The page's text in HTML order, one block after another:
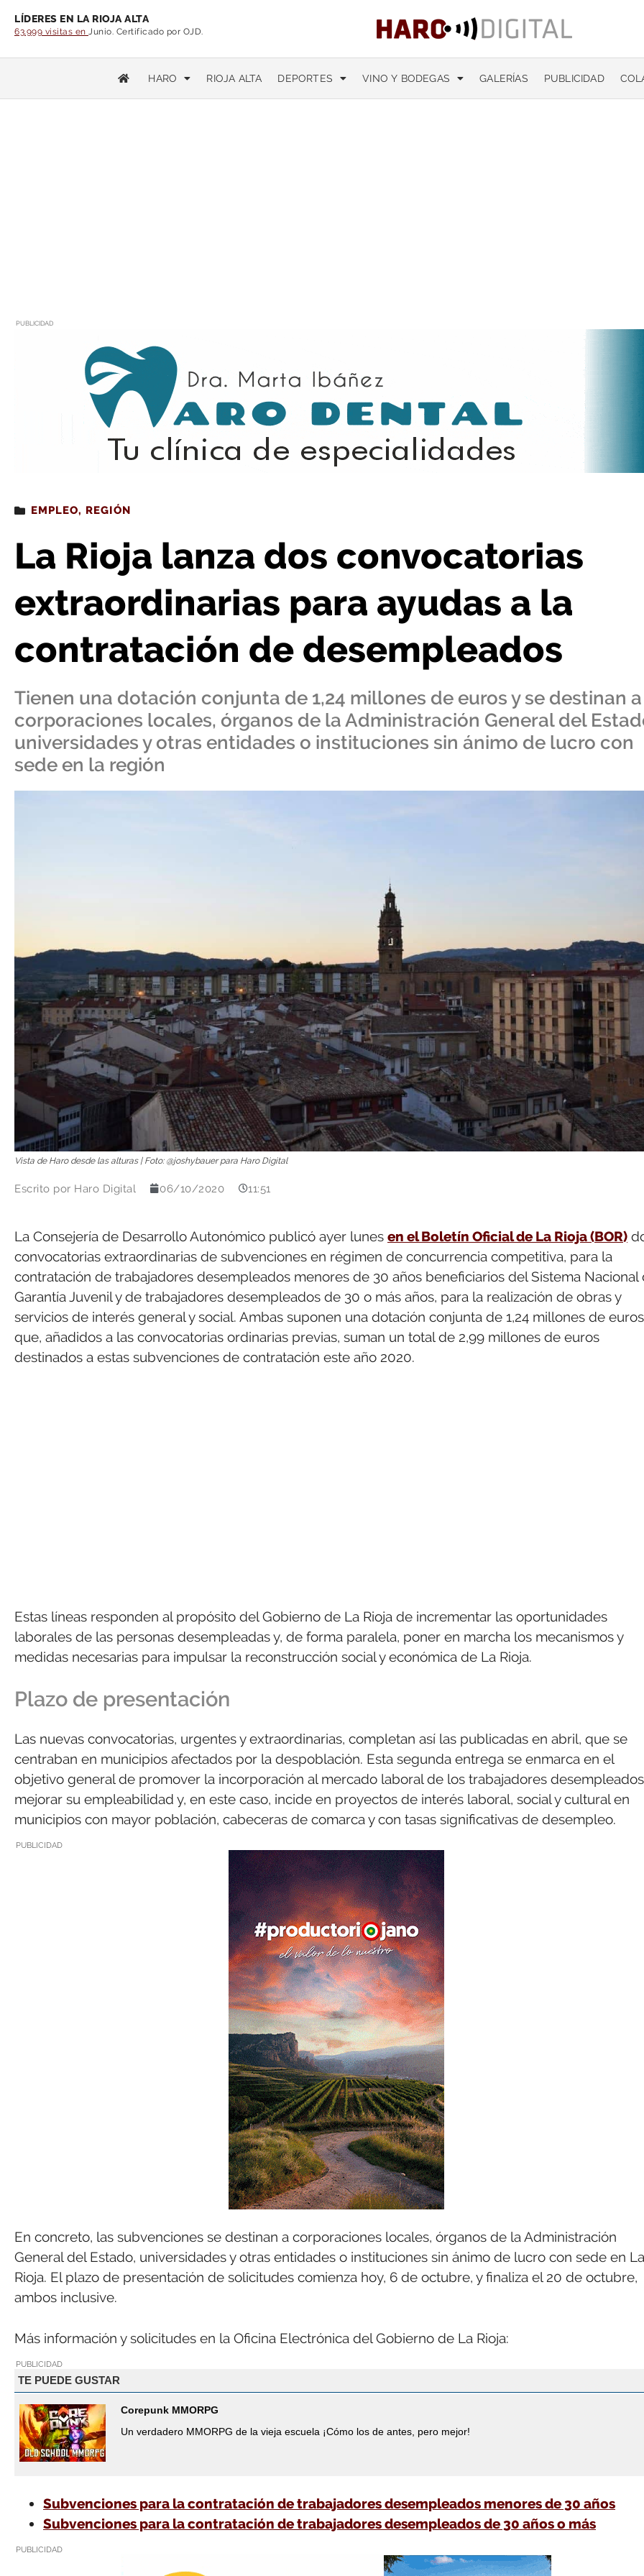
LÍDERES EN LA RIOJA ALTA
63.999 visitas en Junio. Certificado por OJD.
HARO RIOJA ALTA DEPORTES VINO Y BODEGAS GALERÍAS PUBLICIDAD
PUBLICIDAD
Estás leyendo : La Rioja lanza dos convocatorias extraordinarias para ayudas a la contratación de desempleados
EMPLEO, REGIÓN
La Rioja lanza dos convocatorias
extraordinarias para ayudas a la
contratación de desempleados
Tienen una dotación conjunta de 1,24 millones de euros y se destinan a
corporaciones locales, órganos de la Administración General del
universidades y otras entidades o instituciones sin ánimo de lucro con
sede en la región
Vista de Haro desde las alturas | Foto: @joshybauer para Haro Digital
Escrito por Haro Digital 06/10/2020 11:51
La Consejería de Desarrollo Autonómico publicó ayer lunes en el Boletín Oficial de La Rioja (BOR)
convocatorias extraordinarias de subvenciones en régimen de concurrencia competitiva, para la
contratación de trabajadores desempleados menores de 30 años beneficiarios del Sistema Nacional
Garantía Juvenil y de trabajadores desempleados de 30 o más años, para la realización de obras y
servicios de interés general y social. Ambas suponen una dotación conjunta de 1,24 millones de euros
que, añadidos a las convocatorias ordinarias previas, suman un total de 2,99 millones de euros
destinados a estas subvenciones de contratación este año 2020.
Estas líneas responden al propósito del Gobierno de La Rioja de incrementar las oportunidades
laborales de las personas desempleadas y, de forma paralela, poner en marcha los mecanismos y
medidas necesarias para impulsar la reconstrucción social y económica de La Rioja.
Plazo de presentación
Las nuevas convocatorias, urgentes y extraordinarias, completan así las publicadas en abril, que se
centraban en municipios afectados por la despoblación. Esta segunda entrega se enmarca en el
objetivo general de promover la incorporación al mercado laboral de los trabajadores
mejorar su empleabilidad y, en este caso, incide en proyectos de interés laboral, social y cultural en
municipios con mayor población, cabeceras de comarca y con tasas significativas de desempleo.
PUBLICIDAD
En concreto, las subvenciones se destinan a corporaciones locales, órganos de la Administración
General del Estado, universidades y otras entidades o instituciones sin ánimo de lucro con sede en La
Rioja. El plazo de presentación de solicitudes comienza hoy, 6 de octubre, y finaliza el 20 de octubre,
ambos inclusive.
Más información y solicitudes en la Oficina Electrónica del Gobierno de La Rioja:
PUBLICIDAD
TE PUEDE GUSTAR
Corepunk MMORPG
Un verdadero MMORPG de la vieja escuela ¡Cómo los de antes, pero mejor!
Subvenciones para la contratación de trabajadores desempleados menores de 30 años
Subvenciones para la contratación de trabajadores desempleados de 30 años o más
PUBLICIDAD